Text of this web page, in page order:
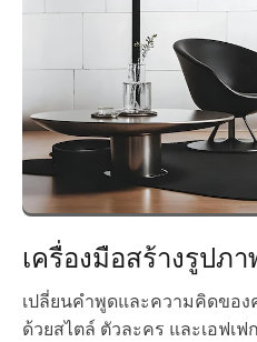
เครื่องมือสร้างรูปภ
เปลี่ยนคำพูดและความคิดขอ
ด้วยสไตล์ ตัวละคร และเอฟเ